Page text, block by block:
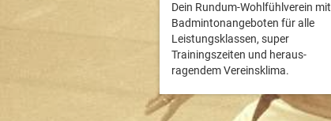
Dein Rundum-Wohlfühlverein mit
Badmintonangeboten für alle
Leistungsklassen, super
Trainingszeiten und heraus­
ragendem Vereinsklima.